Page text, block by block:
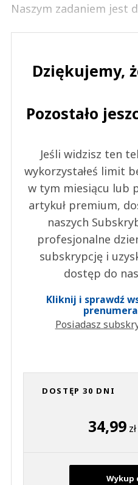
Naszym zadaniem jest
Dziękujemy,
Pozostało
Jeśli widzisz ten
wykorzystałeś limit
w tym miesiącu lub
artykuł premium,
naszych
profesjonalne
subskrypcję i
dostęp do
Kliknij i sprawdź
Posiadasz
DOSTĘP 30 DNI
34,99
Wykup